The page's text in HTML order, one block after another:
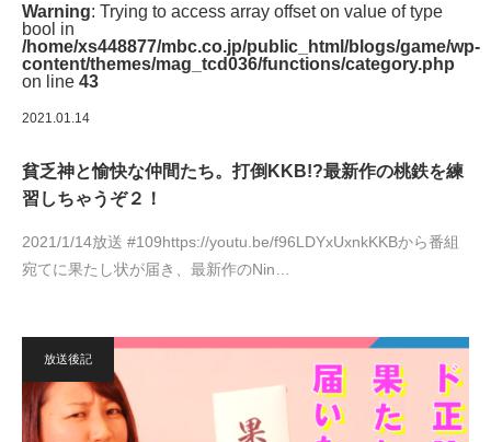
Warning: Trying to access array offset on value of type
bool in
/home/xs448877/mbc.co.jp/public_html/blogs/game/wp-
content/themes/mag_tcd036/functions/category.php
on line 43
2021.01.14
貧乏神と愉快な仲間たち。打倒KKB!?最新作の桃鉄を練
習しちゃうぞ２！
2021/1/14放送 #109https://youtu.be/f96LDYxUxnkKKBから番組
宛てに果たし状が届き、最新作のNin…
放送後記